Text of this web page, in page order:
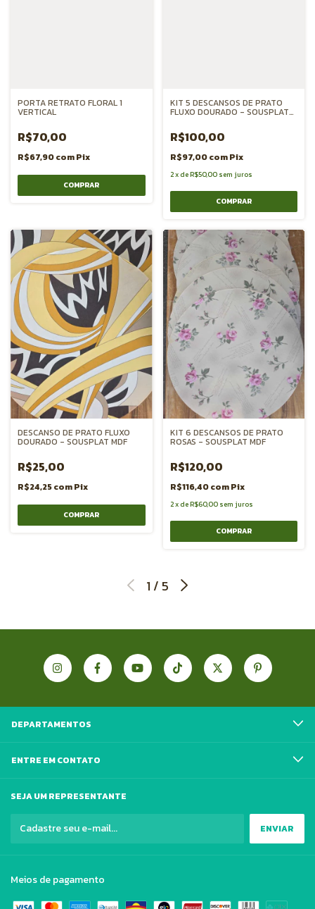
PORTA RETRATO FLORAL 1
VERTICAL
R$70,00
R$67,90comPix
KIT 5 DESCANSOS DE PRATO
FLUXO DOURADO - SOUSPLAT
R$100,00
R$97,00comPix
2xdeR$50,00 sem juros
DESCANSO DE PRATO FLUXO
DOURADO - SOUSPLAT MDF
R$25,00
R$24,25comPix
KIT 6 DESCANSOS DE PRATO
ROSAS - SOUSPLAT MDF
R$120,00
R$116,40comPix
2xdeR$60,00 sem juros
1 / 5
DEPARTAMENTOS
ENTRE EM CONTATO
SEJA UM REPRESENTANTE
Meios de pagamento